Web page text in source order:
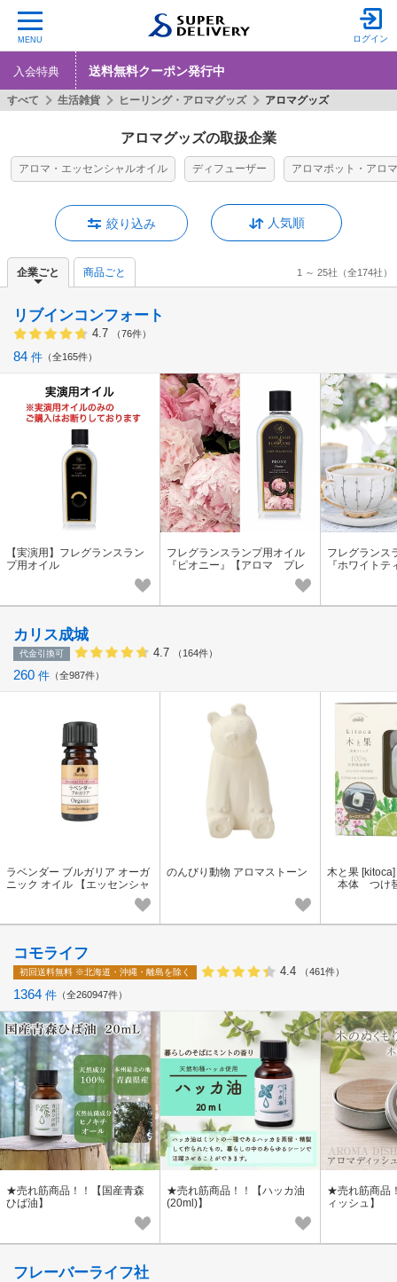
MENU ログイン
入会特典 送料無料クーポン発行中
アロマグッズの取扱企業
アロマ・エッセンシャルオイル ディフューザー アロマポット・アロ
すべて 生活雑貨 ヒーリング・アロマグッズ アロマグッズ
絞り込み 人気順
企業ごと 商品ごと 1 ～ 25社 （全174社）
リブインコンフォート
4.7 （76件）
84 件 全165件
【実演用】フレグランスラン
プ用オイル
フレグランスランプ用オイル
『ピオニー』【アロマ プレ
ゼント ギフト フレグラン
フレグランス
『ホワイト
カリス成城
代金引換可 4.7 （164件）
260 件 全987件
ラベンダー ブルガリア オーガ
ニック オイル 【エッセンシャ
のんびり動物 アロマストーン
木と果
本体 つけ
コモライフ
初回送料無料 ※北海道・沖縄・離島を除く 4.4 （461件）
1364 件 全260947件
★売れ筋商品！！【国産青森
ひば油】
★売れ筋商品！！【ハッカ油
(20ml)】
★売れ筋商品
ィッシュ】
フレーバーライフ社